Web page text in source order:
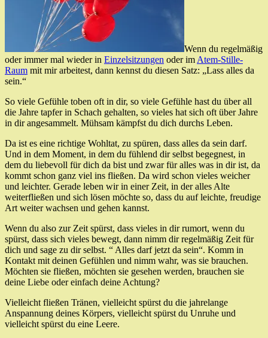
Wenn du regelmäßig
oder immer mal wieder in Einzelsitzungen oder im Atem-Stille-
Raum mit mir arbeitest, dann kennst du diesen Satz: „Lass alles da
sein.“
So viele Gefühle toben oft in dir, so viele Gefühle hast du über all
die Jahre tapfer in Schach gehalten, so vieles hat sich oft über Jahre
in dir angesammelt. Mühsam kämpfst du dich durchs Leben.
Da ist es eine richtige Wohltat, zu spüren, dass alles da sein darf.
Und in dem Moment, in dem du fühlend dir selbst begegnest, in
dem du liebevoll für dich da bist und zwar für alles was in dir ist, da
kommt schon ganz viel ins fließen. Da wird schon vieles weicher
und leichter. Gerade leben wir in einer Zeit, in der alles Alte
weiterfließen und sich lösen möchte so, dass du auf leichte, freudige
Art weiter wachsen und gehen kannst.
Wenn du also zur Zeit spürst, dass vieles in dir rumort, wenn du
spürst, dass sich vieles bewegt, dann nimm dir regelmäßig Zeit für
dich und sage zu dir selbst. “ Alles darf jetzt da sein“. Komm in
Kontakt mit deinen Gefühlen und nimm wahr, was sie brauchen.
Möchten sie fließen, möchten sie gesehen werden, brauchen sie
deine Liebe oder einfach deine Achtung?
Vielleicht fließen Tränen, vielleicht spürst du die jahrelange
Anspannung deines Körpers, vielleicht spürst du Unruhe und
vielleicht spürst du eine Leere.